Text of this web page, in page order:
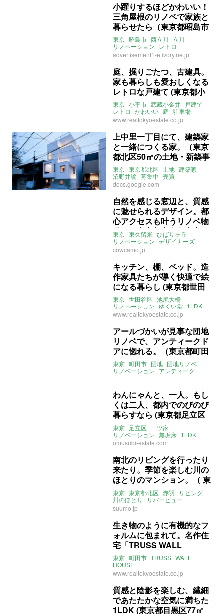
小躍りするほどかわいい！
三角屋根のリノベで家族と
暮らせたら（東京都昭島市
81㎡の売買物件）
東京 昭島市 西立川 立川
リノベーション レトロ
ライター：葱山紫蘇子
株式会社リップル
三角天井
かわいい 戸建て 一軒家 アーチ
パントリー 天窓 売買
advertisement1-e.ivory.ne.jp
庭、掘りごたつ、古建具。
家も暮らしも愛おしくなる
レトロな戸建て (東京都小
平市91㎡の売買物件)
東京 小平市 武蔵小金井 戸建て
レトロ かわいい 庭 駐車場
ペット飼育可 楽器演奏可
www.realtokyoestate.co.jp
上中里一丁目にて、建築家
と一緒につくる家。（東京
都北区50㎡の土地・新築事
例）
東京 東京都北区 土地 建築家
沼野井諭 募集中 売買
docs.google.com
自然を感じる窓辺と、質感
に魅せられるデザイン。都
心アクセスも叶うリノベ物
件。（東京都東久留米市71
㎡の売買物件）
東京 東久留米 ひばりヶ丘
リノベーション デザイナーズ
２人暮らし
cowcamo.jp
キッチン、棚、ベッド。造
作家具たちが導く快適で絵
になる暮らし (東京都世田
谷区57㎡の売買物件)
東京 世田谷区 池尻大橋
リノベーション ゆくい堂 1LDK
棚 ベッド パントリー
ペット飼育可 楽器演奏可
www.realtokyoestate.co.jp
アールづかいが見事な団地
リノベで、アンティークド
アに惚れる。（東京都町田
市50㎡の売買物件）
東京 町田市 団地 団地リノベ
リノベーション アンティーク
ヌック 募集中 売買
わんにゃんと、一人。もし
くは二人、都内でのびのび
暮らすなら (東京都足立区
51㎡の売買物件)
東京 足立区 一ツ家
リノベーション 無垢床 1LDK
ペット飼育可 売買
omusubi-estate.com
南北のリビングを行ったり
来たり。季節を楽しむ川の
ほとりのマンション。（ 東
京都北区58㎡の売買物件）
東京 東京都北区 赤羽
リビング
川のほとり
リバービュー
リバーサイド
マンション
suumo.jp
生き物のように有機的なフ
ォルムに包まれて。名作住
宅「TRUSS WALL
HOUSE」に住む (東京都町
田市84㎡の売買物件)
東京 町田市 TRUSS WALL
HOUSE
キャサリン・フィンドレイ
牛田英作 名作建築 ペット飼育可
売買
www.realtokyoestate.co.jp
質感と陰影を楽しむ、繊細
であたたかな空気に満ちた
1LDK (東京都目黒区77㎡